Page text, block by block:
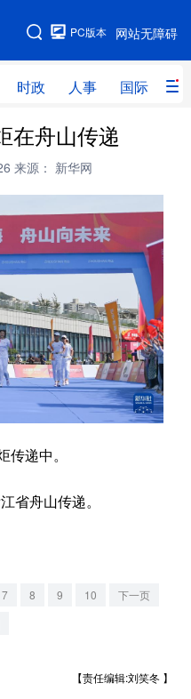
网站无障碍
PC版本
时政 人事 国际 财
图
时政
网评
教育
量子 体育
军事
图片 政务
金融 汽车
信息化 数字经济
时尚
山西
在舟山传递
来源： 新华网
递中。
舟山传递。
7 8 9 10
下一页
【责任编辑:刘笑冬 】